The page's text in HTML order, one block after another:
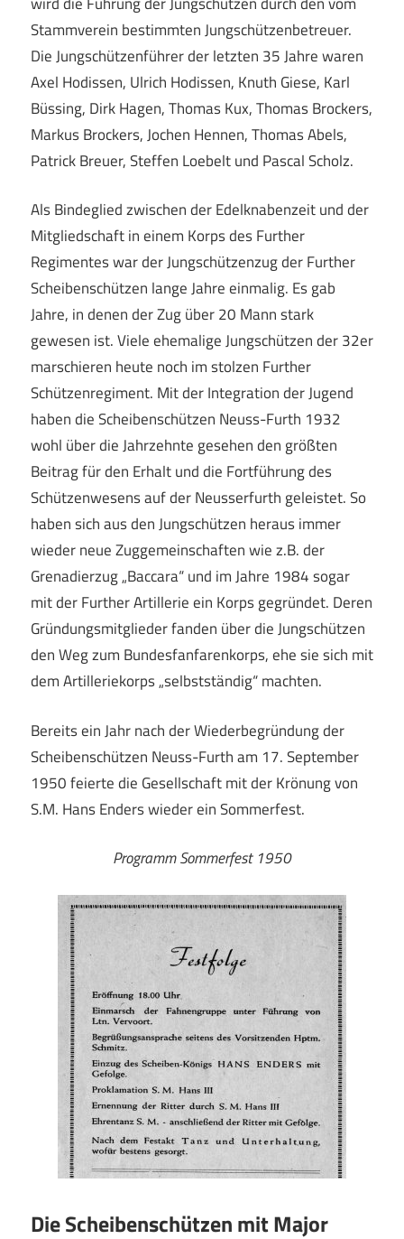
Stammverein bestimmten Jungschützenbetreuer.
Die Jungschützenführer der letzten 35 Jahre waren
Axel Hodissen, Ulrich Hodissen, Knuth Giese, Karl
Büssing, Dirk Hagen, Thomas Kux, Thomas Brockers,
Markus Brockers, Jochen Hennen, Thomas Abels,
Patrick Breuer, Steffen Loebelt und Pascal Scholz.
Als Bindeglied zwischen der Edelknabenzeit und der
Mitgliedschaft in einem Korps des Further
Regimentes war der Jungschützenzug der Further
Scheibenschützen lange Jahre einmalig. Es gab
Jahre, in denen der Zug über 20 Mann stark
gewesen ist. Viele ehemalige Jungschützen der 32er
marschieren heute noch im stolzen Further
Schützenregiment. Mit der Integration der Jugend
haben die Scheibenschützen Neuss-Furth 1932
wohl über die Jahrzehnte gesehen den größten
Beitrag für den Erhalt und die Fortführung des
Schützenwesens auf der Neusserfurth geleistet. So
haben sich aus den Jungschützen heraus immer
wieder neue Zuggemeinschaften wie z.B. der
Grenadierzug „Baccara“ und im Jahre 1984 sogar
mit der Further Artillerie ein Korps gegründet. Deren
Gründungsmitglieder fanden über die Jungschützen
den Weg zum Bundesfanfarenkorps, ehe sie sich mit
dem Artilleriekorps „selbstständig“ machten.
Bereits ein Jahr nach der Wiederbegründung der
Scheibenschützen Neuss-Furth am 17. September
1950 feierte die Gesellschaft mit der Krönung von
S.M. Hans Enders wieder ein Sommerfest.
Programm Sommerfest 1950
Die Scheibenschützen mit Major